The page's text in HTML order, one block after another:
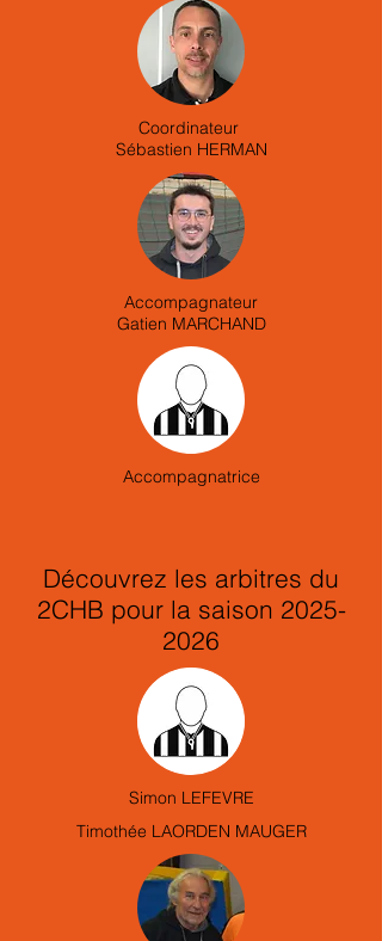
Coordinateur
Sébastien HERMAN
Accompagnateur
Gatien MARCHAND
Accompagnatrice
Découvrez les arbitres du
2CHB pour la saison 2025-
2026
Simon LEFEVRE
Timothée LAORDEN MAUGER